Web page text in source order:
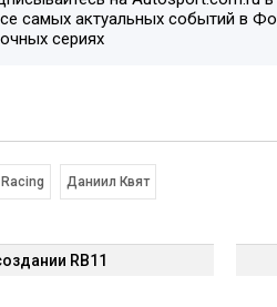
самых актуальных событий в
сериях
Даниил Квят
RB11